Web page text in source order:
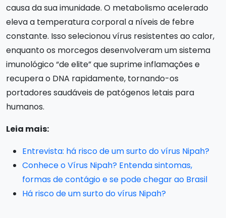
causa da sua imunidade. O metabolismo acelerado
eleva a temperatura corporal a níveis de febre
constante. Isso selecionou vírus resistentes ao calor,
enquanto os morcegos desenvolveram um sistema
imunológico “de elite” que suprime inflamações e
recupera o DNA rapidamente, tornando-os
portadores saudáveis de patógenos letais para
humanos.
Leia mais:
Entrevista: há risco de um surto do vírus Nipah?
Conhece o Vírus Nipah? Entenda sintomas,
formas de contágio e se pode chegar ao Brasil
Há risco de um surto do vírus Nipah?